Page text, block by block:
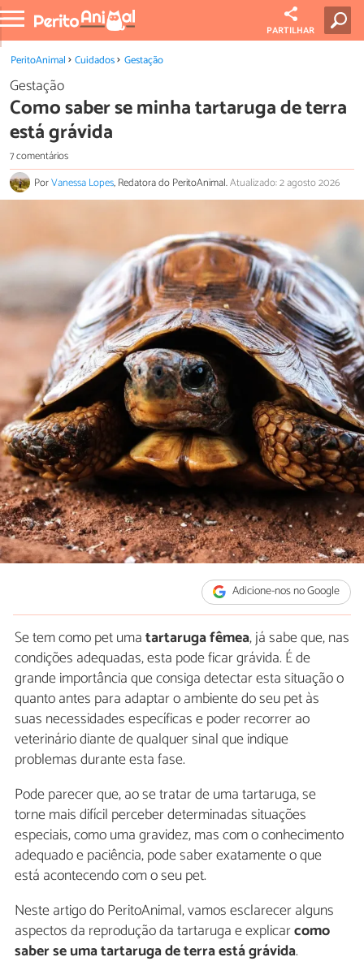
PARTILHAR
PeritoAnimal Cuidados Gestação
Gestação
Como saber se minha tartaruga de terra
está grávida
7 comentários
PorVanessa Lopes, Redatora do PeritoAnimal.Atualizado: 2 agosto 2026
Adicione-nos no Google
Se tem como pet umatartaruga fêmea, já sabe que, nas
condições adequadas, esta pode ficar grávida. É de
grande importância que consiga detectar esta situação o
quanto antes para adaptar o ambiente do seu pet às
suas necessidades específicas e poder recorrer ao
veterinário diante de qualquer sinal que indique
problemas durante esta fase.
Pode parecer que, ao se tratar de uma tartaruga, se
torne mais difícil perceber determinadas situações
especiais, como uma gravidez, mas com o conhecimento
adequado e paciência, pode saber exatamente o que
está acontecendo com o seu pet.
Neste artigo do PeritoAnimal, vamos esclarecer alguns
aspectos da reprodução da tartaruga e explicarcomo
saber se uma tartaruga de terra está grávida.